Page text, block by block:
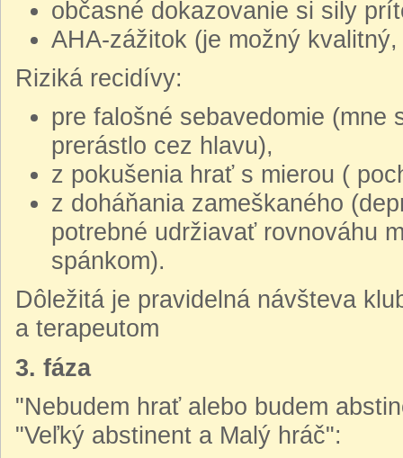
občasné dokazovanie si sily
AHA-zážitok (je možný
Riziká recidívy:
pre falošné sebavedomie
prerástlo cez hlavu),
z pokušenia hrať s mierou (
z doháňania zameškaného
potrebné udržiavať rovnováhu
spánkom).
Dôležitá je pravidelná návšteva
a terapeutom
3. fáza
"Nebudem hrať alebo budem
"Veľký abstinent a Malý hráč":